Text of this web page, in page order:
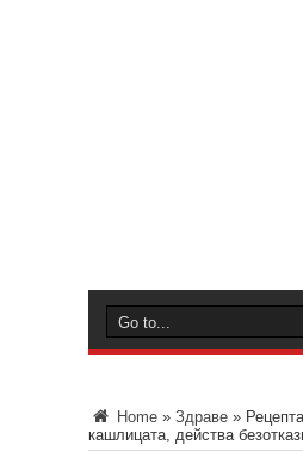
Home » Здраве »
кашлицата, действа